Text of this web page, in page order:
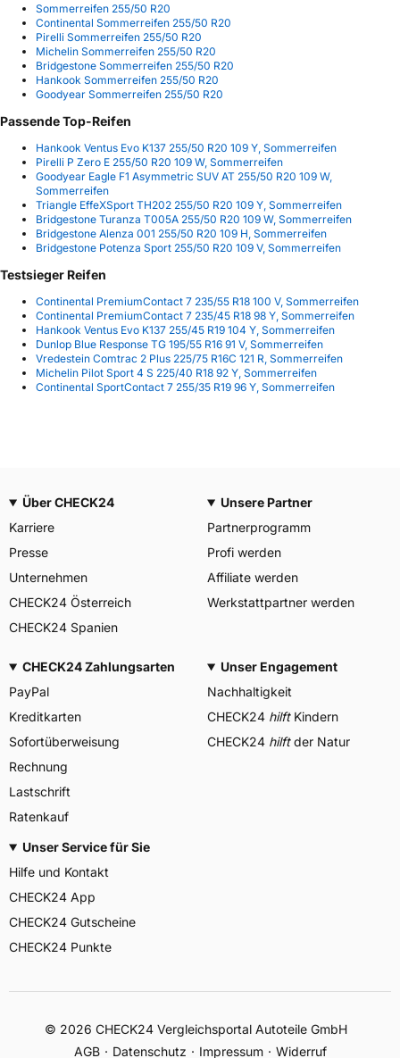
Sommerreifen 255/50 R20
Continental Sommerreifen 255/50 R20
Pirelli Sommerreifen 255/50 R20
Michelin Sommerreifen 255/50 R20
Bridgestone Sommerreifen 255/50 R20
Hankook Sommerreifen 255/50 R20
Goodyear Sommerreifen 255/50 R20
Passende Top-Reifen
Hankook Ventus Evo K137 255/50 R20 109 Y, Sommerreifen
Pirelli P Zero E 255/50 R20 109 W, Sommerreifen
Goodyear Eagle F1 Asymmetric SUV AT 255/50 R20 109 W,
Sommerreifen
Triangle EffeXSport TH202 255/50 R20 109 Y, Sommerreifen
Bridgestone Turanza T005A 255/50 R20 109 W, Sommerreifen
Bridgestone Alenza 001 255/50 R20 109 H, Sommerreifen
Bridgestone Potenza Sport 255/50 R20 109 V, Sommerreifen
Testsieger Reifen
Continental PremiumContact 7 235/55 R18 100 V, Sommerreifen
Continental PremiumContact 7 235/45 R18 98 Y, Sommerreifen
Hankook Ventus Evo K137 255/45 R19 104 Y, Sommerreifen
Dunlop Blue Response TG 195/55 R16 91 V, Sommerreifen
Vredestein Comtrac 2 Plus 225/75 R16C 121 R, Sommerreifen
Michelin Pilot Sport 4 S 225/40 R18 92 Y, Sommerreifen
Continental SportContact 7 255/35 R19 96 Y, Sommerreifen
Über CHECK24
Karriere
Presse
Unternehmen
CHECK24 Österreich
CHECK24 Spanien
Unsere Partner
Partnerprogramm
Profi werden
Affiliate werden
Werkstattpartner werden
CHECK24 Zahlungsarten
PayPal
Kreditkarten
Sofortüberweisung
Rechnung
Lastschrift
Ratenkauf
Unser Engagement
Nachhaltigkeit
CHECK24 hilftKindern
CHECK24 hilftder Natur
Unser Service für Sie
Hilfe und Kontakt
CHECK24 App
CHECK24 Gutscheine
CHECK24 Punkte
© 2026 CHECK24 Vergleichsportal Autoteile GmbH
AGB
Datenschutz Impressum Widerruf